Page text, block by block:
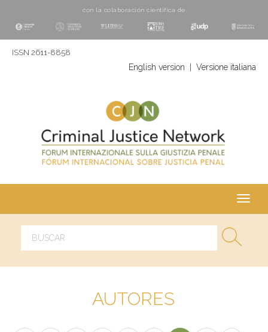
con la colaboración cientí­fica de
ISSN 2611-8858
English version Versione italiana
AUTORES